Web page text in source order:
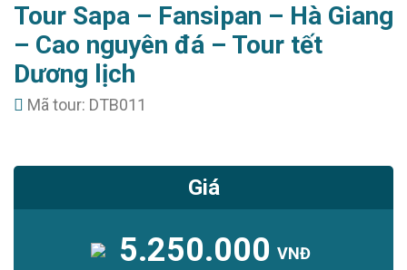
Tour Sapa – Fansipan – Hà Giang
– Cao nguyên đá – Tour tết
Dương lịch
Mã tour: DTB011
Giá
5.250.000 VNĐ